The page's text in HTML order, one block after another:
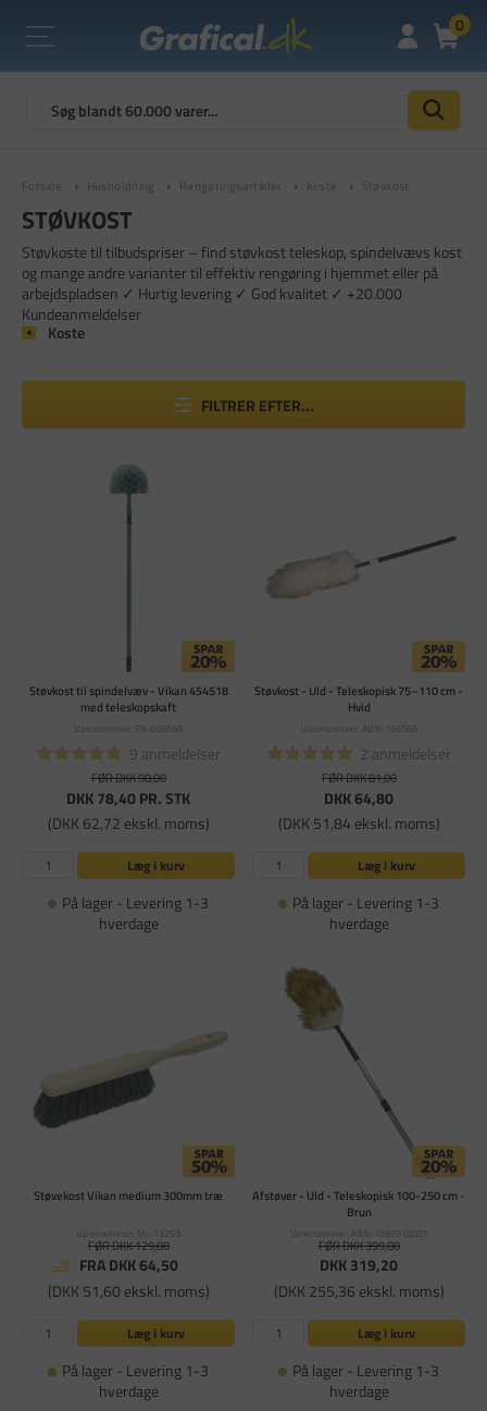
0
Forside Husholdning Rengøringsartikler Koste Støvkost
STØVKOST
Støvkoste til tilbudspriser – find støvkost teleskop, spindelvævs kost
og mange andre varianter til effektiv rengøring i hjemmet eller på
arbejdspladsen ✓ Hurtig levering ✓ God kvalitet ✓ +20.000
Kundeanmeldelser
Koste
FILTRER EFTER...
Støvkost til spindelvæv - Vikan 454518
med teleskopskaft
Varenummer: PA-685668
9 anmeldelser
FØR DKK 98,00
DKK 78,40PR. STK
(DKK 62,72 ekskl. moms)
Læg i kurv
På lager - Levering 1-3
hverdage
Støvkost - Uld - Teleskopisk 75–110 cm -
Hvid
Varenummer: ABN-166586
2 anmeldelser
FØR DKK 81,00
DKK 64,80
(DKK 51,84 ekskl. moms)
Læg i kurv
På lager - Levering 1-3
hverdage
Støvekost Vikan medium 300mm træ
Varenummer: ML-13293
FØR DKK 129,00
FRA DKK 64,50
(DKK 51,60 ekskl. moms)
Læg i kurv
På lager - Levering 1-3
hverdage
Afstøver - Uld - Teleskopisk 100-250 cm -
Brun
Varenummer: ABN-1999918025
FØR DKK 399,00
DKK 319,20
(DKK 255,36 ekskl. moms)
Læg i kurv
På lager - Levering 1-3
hverdage